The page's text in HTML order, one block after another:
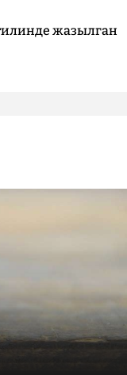
жазылган